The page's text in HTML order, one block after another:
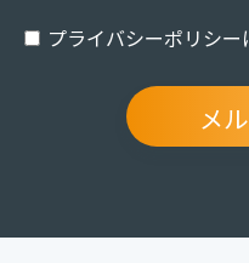
プライバシーポリシー